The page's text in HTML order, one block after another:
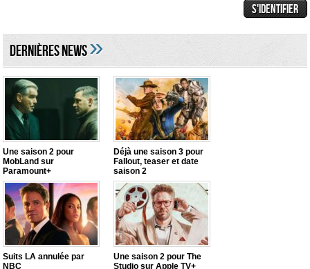
DERNIÈRES NEWS»
Une saison 2 pour
MobLand sur
Paramount+
Déjà une saison 3 pour
Fallout, teaser et date
saison 2
Suits LA annulée par
NBC
Une saison 2 pour The
Studio sur Apple TV+